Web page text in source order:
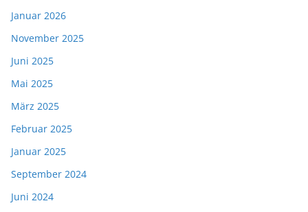
Januar 2026
November 2025
Juni 2025
Mai 2025
März 2025
Februar 2025
Januar 2025
September 2024
Juni 2024